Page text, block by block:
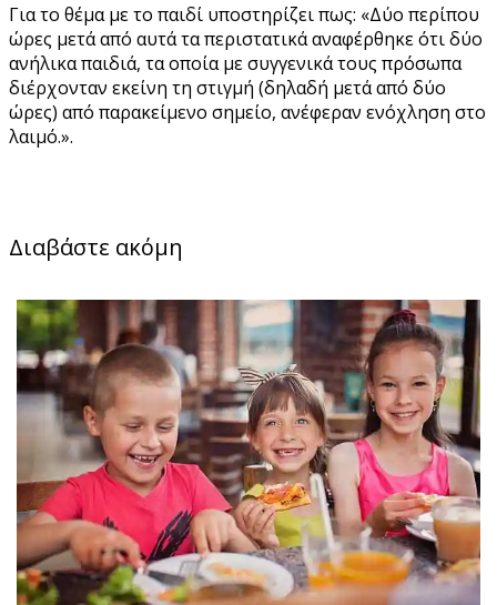
Για το θέμα με το παιδί υποστηρίζει πως: «Δύο περίπου
ώρες μετά από αυτά τα περιστατικά αναφέρθηκε ότι δύο
ανήλικα παιδιά, τα οποία με συγγενικά τους πρόσωπα
διέρχονταν εκείνη τη στιγμή (δηλαδή μετά από δύο
ώρες) από παρακείμενο σημείο, ανέφεραν ενόχληση στο
λαιμό.».
Διαβάστε ακόμη